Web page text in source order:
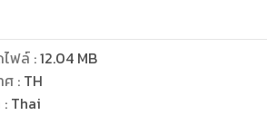
ไฟล์:12.04 MB
ศ : TH
: Thai